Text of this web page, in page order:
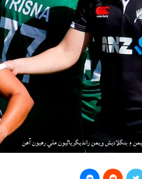
۽ بنگلاديش ويمن رانديگرياڻيون ملي رهيون آهن